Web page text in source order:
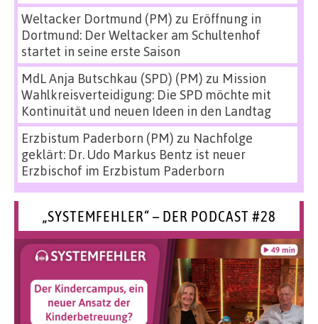
Weltacker Dortmund (PM) zu Eröffnung in
Dortmund: Der Weltacker am Schultenhof
startet in seine erste Saison
MdL Anja Butschkau (SPD) (PM) zu Mission
Wahlkreisverteidigung: Die SPD möchte mit
Kontinuität und neuen Ideen in den Landtag
Erzbistum Paderborn (PM) zu Nachfolge
geklärt: Dr. Udo Markus Bentz ist neuer
Erzbischof im Erzbistum Paderborn
„SYSTEMFEHLER“ – DER PODCAST #28